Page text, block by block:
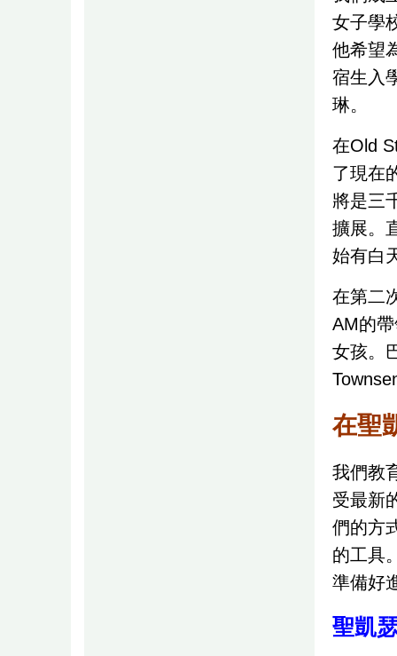
女子學
他希望
宿生入
琳。
在Old
了現在
將是三
擴展。
始有白
在第二
AM的
女孩。
在聖
我們教
受最新
們的方
的工具
準備好
聖凱